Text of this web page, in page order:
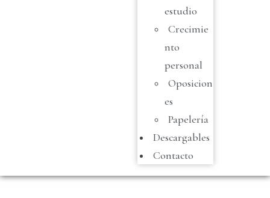
estudio
Crecimie
nto
personal
Oposicion
es
Papelería
Descargables
Contacto